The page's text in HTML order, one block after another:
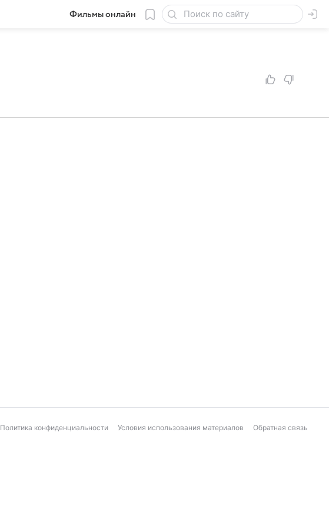
Фильмы онлайн
Политика конфиденциальности Условия использования материалов Обратная связь